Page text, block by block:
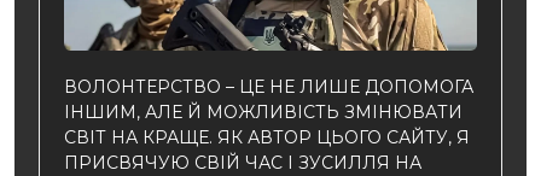
ВОЛОНТЕРСТВО – ЦЕ НЕ ЛИШЕ ДОПОМОГА
ІНШИМ, АЛЕ Й МОЖЛИВІСТЬ ЗМІНЮВАТИ
СВІТ НА КРАЩЕ. ЯК АВТОР ЦЬОГО САЙТУ, Я
ПРИСВЯЧУЮ СВІЙ ЧАС І ЗУСИЛЛЯ НА